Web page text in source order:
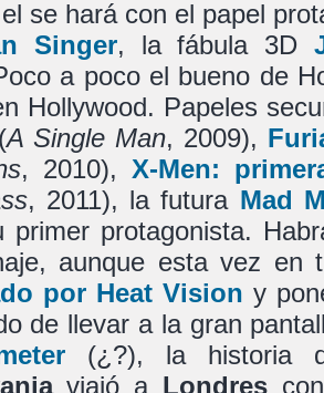
se hará con el papel
Singer, la fábula 3D
a poco el bueno de
Hollywood. Papeles
(A Single Man, 2009),
, 2010), X-Men:
, 2011), la futura Mad
primer protagonista.
aunque esta vez en
por Heat Vision y
de llevar a la gran
(¿?), la historia
viajó a Londres